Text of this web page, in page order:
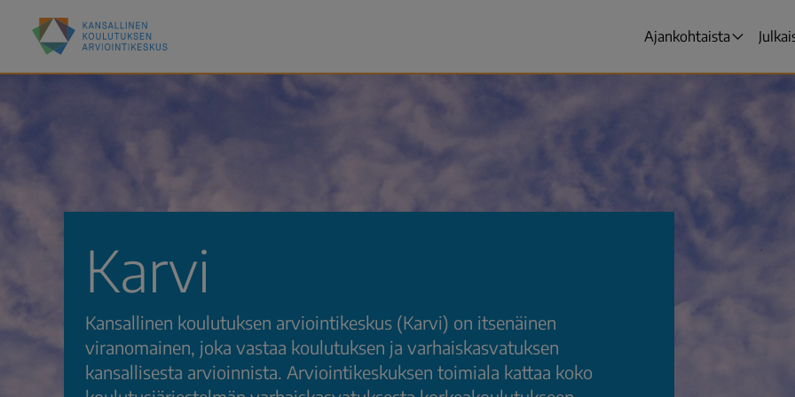
pääsisältöön
Kansallinen
koulutuksen
Päävalikko
Ajankohtaista
Karvi
Kansallinen koulutuksen arviointikeskus (Karvi) on itsenäinen
viranomainen, joka vastaa koulutuksen ja varhaiskasvatuksen
kansallisesta arvioinnista. Arviointikeskuksen toimiala kattaa koko